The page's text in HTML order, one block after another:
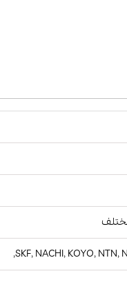
SKF, NACHI, KOYO, NTN,